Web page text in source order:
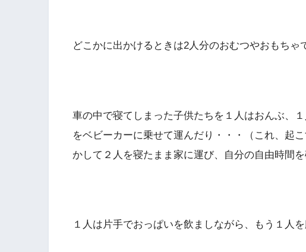
どこかに出かけるときは2人分のおむつやおもちゃ
車の中で寝てしまった子供たちを１人はおんぶ、
をベビーカーに乗せて運んだり・・・（これ、起
かして２人を寝たまま家に運び、自分の自由時間を
１人は片手でおっぱいを飲ましながら、もう１人